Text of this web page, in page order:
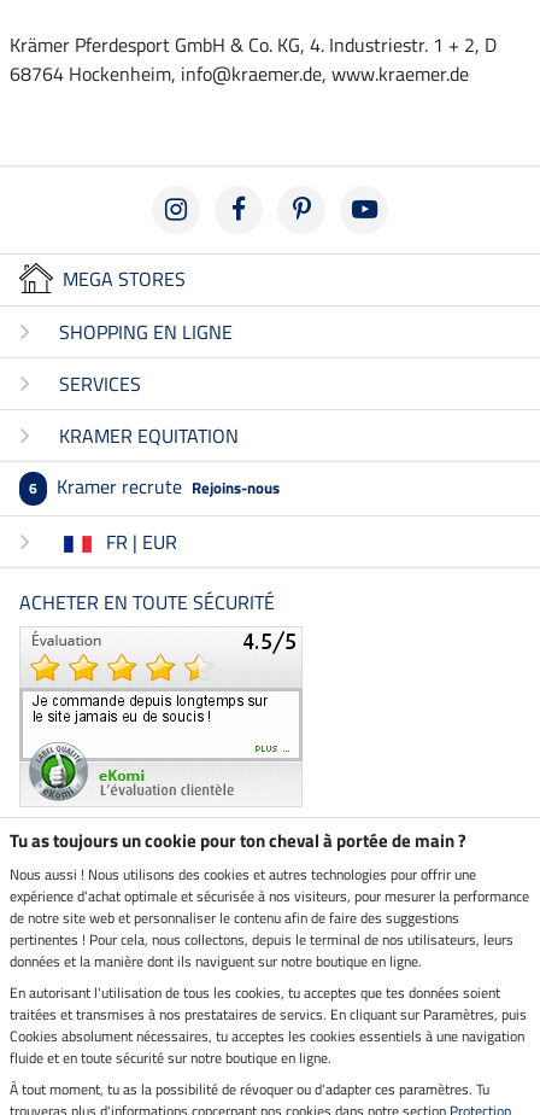
Krämer Pferdesport GmbH & Co. KG, 4. Industriestr. 1 + 2, D
68764 Hockenheim, info@kraemer.de, www.kraemer.de
MEGA STORES
SHOPPING EN LIGNE
SERVICES
KRAMER EQUITATION
6 Kramer recrute Rejoins-nous
FR | EUR
ACHETER EN TOUTE SÉCURITÉ
Boutique climatiquement
neutre
Livraison par
Paiement sécurisé
Mentions légales
Tu as toujours un cookie pour ton cheval à portée de main ?
Nous aussi ! Nous utilisons des cookies et autres technologies pour offrir une
expérience d'achat optimale et sécurisée à nos visiteurs, pour mesurer la performance
de notre site web et personnaliser le contenu afin de faire des suggestions
pertinentes ! Pour cela, nous collectons, depuis le terminal de nos utilisateurs, leurs
données et la manière dont ils naviguent sur notre boutique en ligne.
En autorisant l'utilisation de tous les cookies, tu acceptes que tes données soient
traitées et transmises à nos prestataires de servics. En cliquant sur Paramètres, puis
Cookies absolument nécessaires, tu acceptes les cookies essentiels à une navigation
fluide et en toute sécurité sur notre boutique en ligne.
À tout moment, tu as la possibilité de révoquer ou d'adapter ces paramètres. Tu